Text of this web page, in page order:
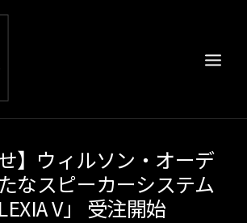
】ウィルソン・オーデ
なスピーカーシステム
V」 受注開始